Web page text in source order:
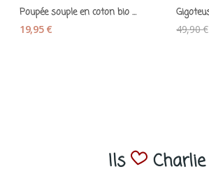
Poupée souple en coton bio bois de rose - Kikadu
19,95 €
49,90 €
Ils Charlie